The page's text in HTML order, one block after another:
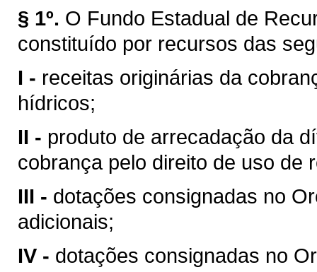
§ 1º. O Fundo Estadual de
constituído por recursos das
I - receitas originárias da
hídricos;
II - produto de arrecadação da
cobrança pelo direito de uso de
III - dotações consignadas no
adicionais;
IV - dotações consignadas no